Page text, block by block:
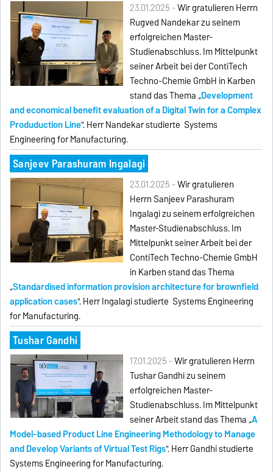
23.01.2025 -Wir gratulieren Herrn
Rugved Nandekar zu seinem
erfolgreichen Master-
Studienabschluss. Im Mittelpunkt
seiner Arbeit bei der ContiTech
Techno-Chemie GmbH in Karben
stand das Thema „Development
and economical benefit evaluation of a Digital Twin for a Complex
Produduction Line". Herr Nandekar studierte Systems
Engineering for Manufacturing.
Sanjeev Parashuram Ingalagi
23.01.2025 -Wir gratulieren
Herrn Sanjeev Parashuram
Ingalagizu seinem erfolgreichen
Master-Studienabschluss. Im
Mittelpunkt seiner Arbeit bei der
ContiTech Techno-Chemie GmbH
in Karben stand das Thema
„Standardised information provision architecture for brownfield
application cases". Herr Ingalagi studierte Systems Engineering
for Manufacturing.
Tushar Gandhi
17.01.2025 -Wir gratulieren Herrn
Tushar Gandhi zu seinem
erfolgreichen Master-
Studienabschluss. Im Mittelpunkt
seiner Arbeit stand das Thema „A
Model-based Product Line Engineering Methodology to Manage
and Develop Variants of Virtual Test Rigs". Herr Gandhi studierte
Systems Engineering for Manufacturing.